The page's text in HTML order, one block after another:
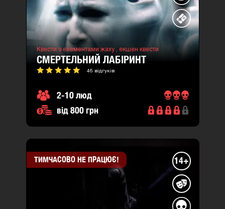
Квести з елементами жаху , екшен квести
СМЕРТЕЛЬНИЙ ЛАБІРИНТ
46 відгуків
2-10 люд
від 800 грн
ТИМЧАСОВО НЕ ПРАЦЮЄ! 14+